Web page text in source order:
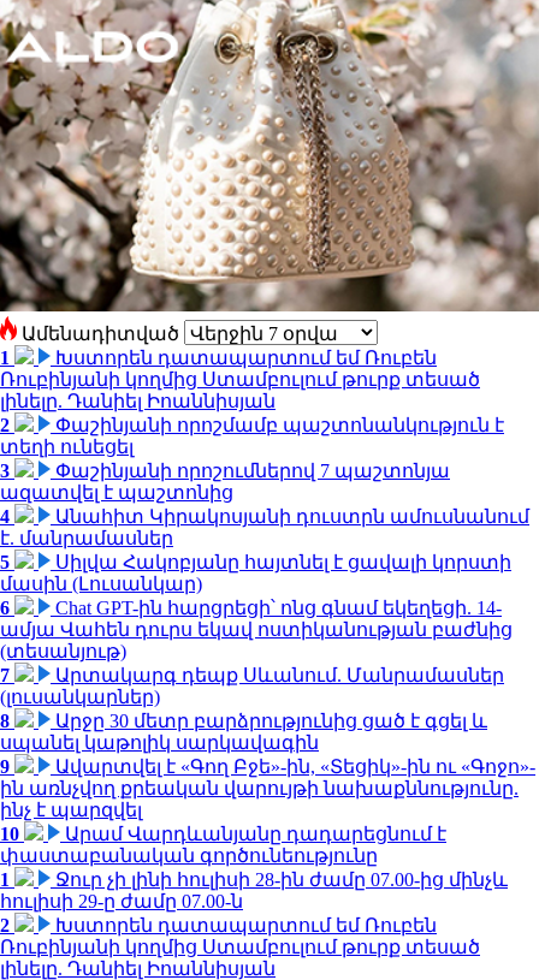
Ամենադիտված
1
Խստորեն դատապարտում եմ Ռուբեն
Ռուբինյանի կողմից Ստամբուլում թուրք տեսած
լինելը. Դանիել Իոաննիսյան
2
Փաշինյանի որոշմամբ պաշտոնանկություն է
տեղի ունեցել
3
Փաշինյանի որոշումներով 7 պաշտոնյա
ազատվել է պաշտոնից
4
Անահիտ Կիրակոսյանի դուստրն ամուսնանում
է. մանրամասներ
5
Սիլվա Հակոբյանը հայտնել է ցավալի կորստի
մասին (Լուսանկար)
6
Chat GPT-ին հարցրեցի՝ ոնց գնամ եկեղեցի. 14-
ամյա Վահեն դուրս եկավ ոստիկանության բաժնից
(տեսանյութ)
7
Արտակարգ դեպք Սևանում. Մանրամասներ
(լուսանկարներ)
8
Արջը 30 մետր բարձրությունից ցած է գցել և
սպանել կաթոլիկ սարկավագին
9
Ավարտվել է «Գող Բջե»-ին, «Տեցիկ»-ին ու «Գոջո»-
ին առնչվող քրեական վարույթի նախաքննությունը.
ինչ է պարզվել
10
Արամ Վարդևանյանը դադարեցնում է
փաստաբանական գործունեությունը
1
Ջուր չի լինի հուլիսի 28-ին ժամը 07.00-ից մինչև
հուլիսի 29-ը ժամը 07.00-ն
2
Խստորեն դատապարտում եմ Ռուբեն
Ռուբինյանի կողմից Ստամբուլում թուրք տեսած
լինելը. Դանիել Իոաննիսյան